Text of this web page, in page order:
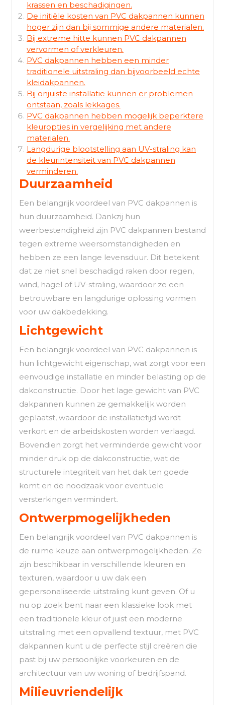
krassen en beschadigingen.
De initiële kosten van PVC dakpannen kunnen
hoger zijn dan bij sommige andere materialen.
Bij extreme hitte kunnen PVC dakpannen
vervormen of verkleuren.
PVC dakpannen hebben een minder
traditionele uitstraling dan bijvoorbeeld echte
kleidakpannen.
Bij onjuiste installatie kunnen er problemen
ontstaan, zoals lekkages.
PVC dakpannen hebben mogelijk beperktere
kleuropties in vergelijking met andere
materialen.
Langdurige blootstelling aan UV-straling kan
de kleurintensiteit van PVC dakpannen
verminderen.
Duurzaamheid
Een belangrijk voordeel van PVC dakpannen is
hun duurzaamheid. Dankzij hun
weerbestendigheid zijn PVC dakpannen bestand
tegen extreme weersomstandigheden en
hebben ze een lange levensduur. Dit betekent
dat ze niet snel beschadigd raken door regen,
wind, hagel of UV-straling, waardoor ze een
betrouwbare en langdurige oplossing vormen
voor uw dakbedekking.
Lichtgewicht
Een belangrijk voordeel van PVC dakpannen is
hun lichtgewicht eigenschap, wat zorgt voor een
eenvoudige installatie en minder belasting op de
dakconstructie. Door het lage gewicht van PVC
dakpannen kunnen ze gemakkelijk worden
geplaatst, waardoor de installatietijd wordt
verkort en de arbeidskosten worden verlaagd.
Bovendien zorgt het verminderde gewicht voor
minder druk op de dakconstructie, wat de
structurele integriteit van het dak ten goede
komt en de noodzaak voor eventuele
versterkingen vermindert.
Ontwerpmogelijkheden
Een belangrijk voordeel van PVC dakpannen is
de ruime keuze aan ontwerpmogelijkheden. Ze
zijn beschikbaar in verschillende kleuren en
texturen, waardoor u uw dak een
gepersonaliseerde uitstraling kunt geven. Of u
nu op zoek bent naar een klassieke look met
een traditionele kleur of juist een moderne
uitstraling met een opvallend textuur, met PVC
dakpannen kunt u de perfecte stijl creëren die
past bij uw persoonlijke voorkeuren en de
architectuur van uw woning of bedrijfspand.
Milieuvriendelijk